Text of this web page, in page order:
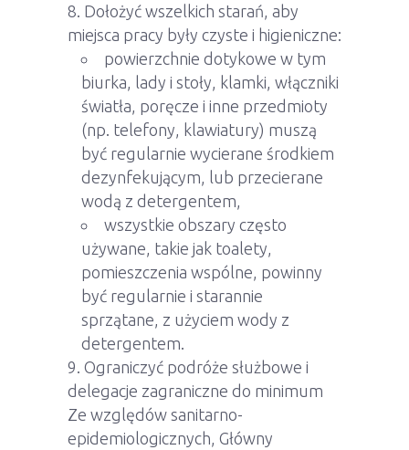
Dołożyć wszelkich starań, aby
miejsca pracy były czyste i higieniczne:
powierzchnie dotykowe w tym
biurka, lady i stoły, klamki, włączniki
światła, poręcze i inne przedmioty
(np. telefony, klawiatury) muszą
być regularnie wycierane środkiem
dezynfekującym, lub przecierane
wodą z detergentem,
wszystkie obszary często
używane, takie jak toalety,
pomieszczenia wspólne, powinny
być regularnie i starannie
sprzątane, z użyciem wody z
detergentem.
Ograniczyć podróże służbowe i
delegacje zagraniczne do minimum
Ze względów sanitarno-
epidemiologicznych, Główny